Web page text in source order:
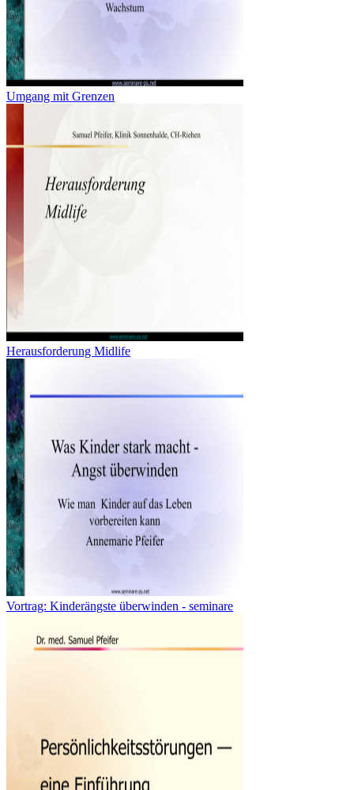
Umgang mit Grenzen
Herausforderung Midlife
Vortrag: Kinderängste überwinden - seminare